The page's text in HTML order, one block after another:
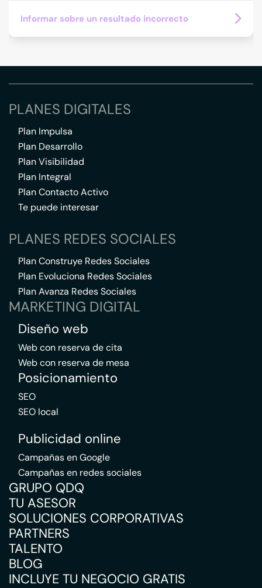
Informar sobre un resultado incorrecto
PLANES DIGITALES
Plan Impulsa
Plan Desarrollo
Plan Visibilidad
Plan Integral
Plan Contacto Activo
Te puede interesar
PLANES REDES SOCIALES
Plan Construye Redes Sociales
Plan Evoluciona Redes Sociales
Plan Avanza Redes Sociales
MARKETING DIGITAL
Diseño web
Web con reserva de cita
Web con reserva de mesa
Posicionamiento
SEO
SEO local
Publicidad online
Campañas en Google
Campañas en redes sociales
GRUPO QDQ
TU ASESOR
SOLUCIONES CORPORATIVAS
PARTNERS
TALENTO
BLOG
INCLUYE TU NEGOCIO GRATIS